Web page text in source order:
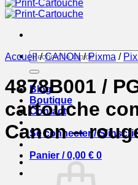
Recherche
pour :
Blog
Boutique
Contact
Se connecter /
Panier /0,00 € 0
Accueil / CANON / Pixma /
4878B001 /
cartouche
Canon –